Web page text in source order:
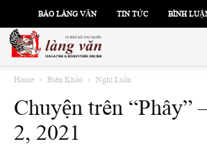
BÁO LÀNG VĂN TIN TỨC BÌNH
Home Biên Khảo Nghị Luận
Chuyện trên “Phây”
2, 2021